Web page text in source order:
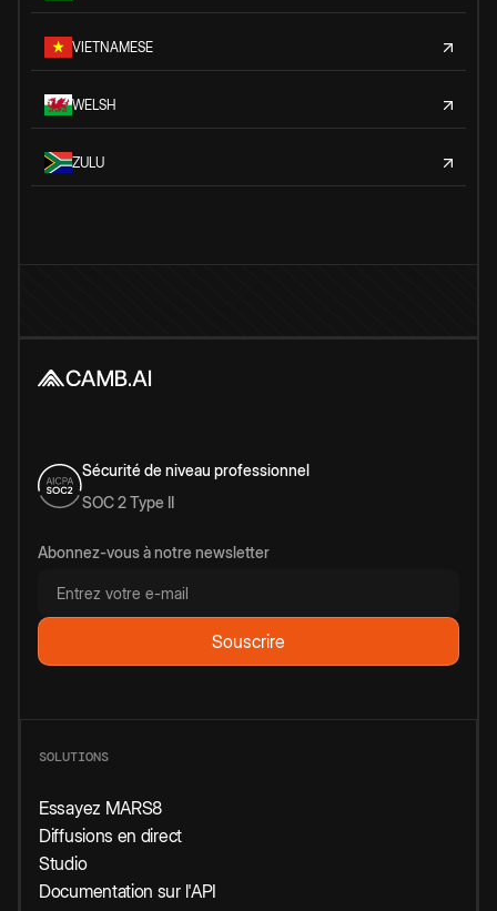
VIETNAMESE
WELSH
ZULU
Sécurité de niveau professionnel
SOC 2 Type II
Abonnez-vous à notre newsletter
SOLUTIONS
Essayez MARS8
Diffusions en direct
Studio
Documentation sur l'API